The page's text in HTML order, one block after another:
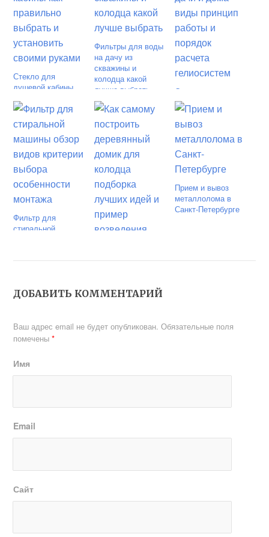
Стекло для
душевой кабины
выбрать и
установить своими
руками
Фильтры для воды
на дачу из
скважины и
колодца какой
лучше выбрать
Солнечные батареи
для дачи и дома
виды принцип
работы и порядок
расчета
гелиосистем
Фильтр для
стиральной
выбора
построить
подборка лучших
Прием и вывоз
металлолома в
Санкт-Петербурге
ДОБАВИТЬ КОММЕНТАРИЙ
Ваш адрес email не будет опубликован. Обязательные поля
помечены*
Имя
Email
Сайт